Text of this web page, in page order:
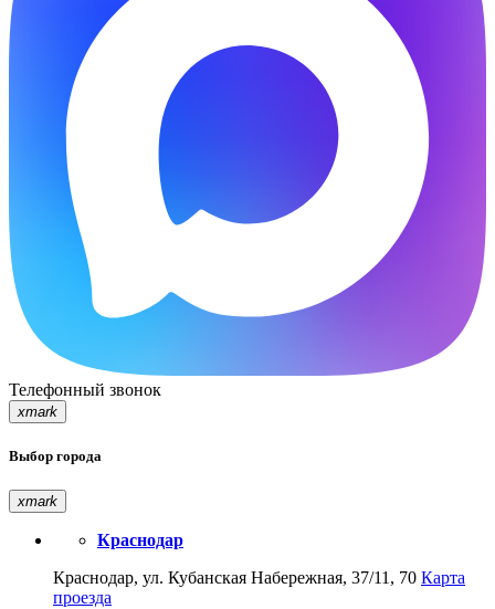
Телефонный звонок
xmark
Выбор города
xmark
Краснодар
Краснодар, ул. Кубанская Набережная, 37/11, 70 Карта
проезда